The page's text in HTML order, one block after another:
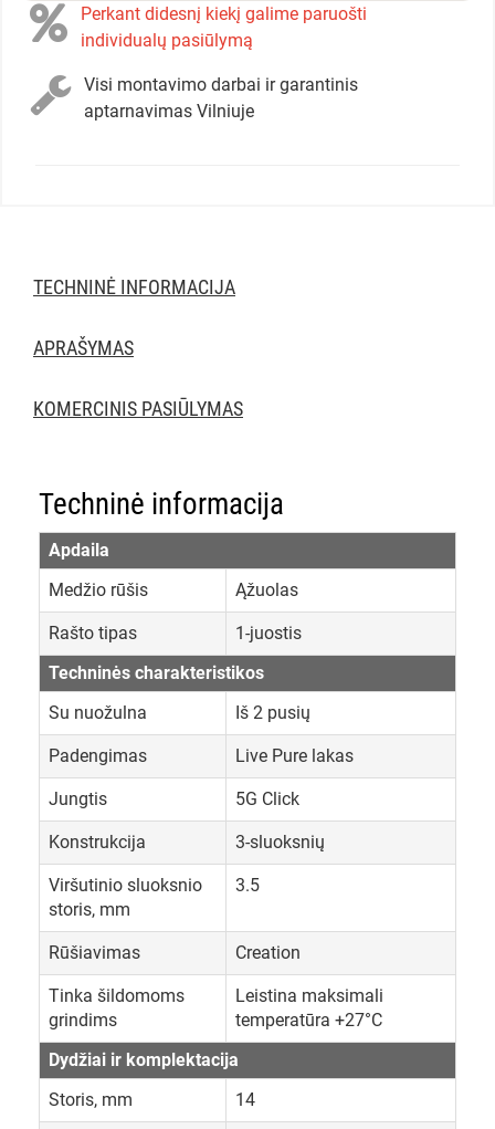
Perkant didesnį kiekį galime paruošti
individualų pasiūlymą
Visi montavimo darbai ir garantinis
aptarnavimas Vilniuje
TECHNINĖ INFORMACIJA
APRAŠYMAS
KOMERCINIS PASIŪLYMAS
Techninė informacija
Apdaila
Medžio rūšis
Ąžuolas
Rašto tipas
1-juostis
Techninės charakteristikos
Su nuožulna
Iš 2 pusių
Padengimas Live Pure lakas
Jungtis 5G Click
Konstrukcija 3-sluoksnių
Viršutinio sluoksnio
storis, mm
3.5
Rūšiavimas Creation
Tinka šildomoms
grindims
Leistina maksimali
temperatūra +27°C
Dydžiai ir komplektacija
Storis, mm
14